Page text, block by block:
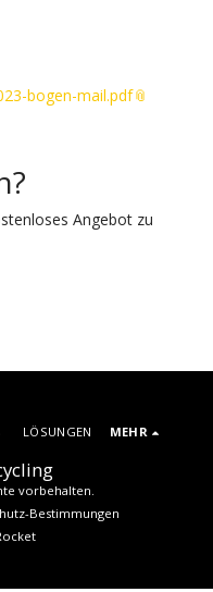
bogen-mail.pdf
Angebot zu
vorbehalten.
Bestimmungen
LÖSUNGEN MEHR